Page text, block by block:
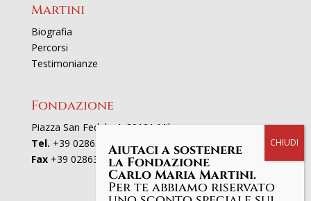
Martini
Biografia
Percorsi
Testimonianze
Fondazione
Piazza San Fedele 4, 20121 Milano
Tel. +39 02863521
Fax+39 0286352801
Aiutaci a sostenere
la Fondazione
Carlo Maria Martini.
Per te abbiamo riservato